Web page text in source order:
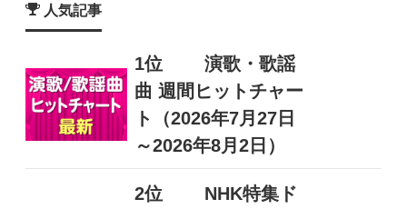
人気記事
1位
演歌・歌謡
曲 週間ヒットチャー
ト（2026年7月27日
～2026年8月2日）
2位
NHK特集ド